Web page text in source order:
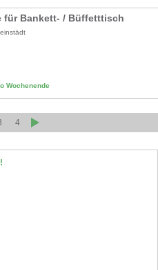
für Bankett- / Büffetttisch
Wochenende
4